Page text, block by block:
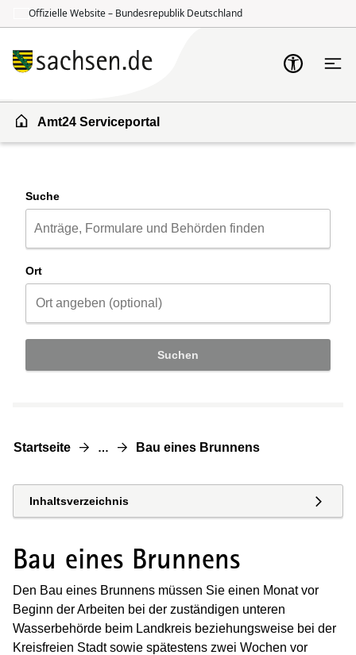
Offizielle Website – Bundesrepublik Deutschland
Amt24 Serviceportal
Suche
Ort
Suchen
Startseite … Bau eines Brunnens
Inhaltsverzeichnis
Bau eines Brunnens
Den Bau eines Brunnens müssen Sie einen Monat vor
Beginn der Arbeiten bei der zuständigen unteren
Wasserbehörde beim Landkreis beziehungsweise bei der
Kreisfreien Stadt sowie spätestens zwei Wochen vor